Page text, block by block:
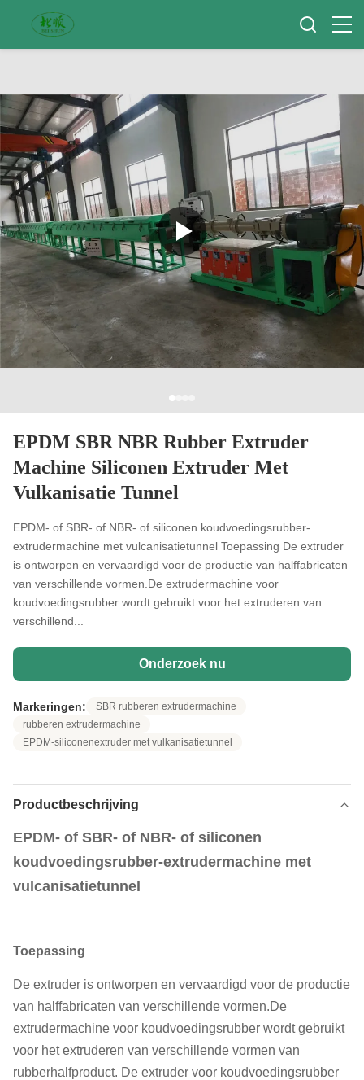
EPDM SBR NBR Rubber Extruder
Machine Siliconen Extruder Met
Vulkanisatie Tunnel
EPDM- of SBR- of NBR- of siliconen koudvoedingsrubber-
extrudermachine met vulcanisatietunnel Toepassing De extruder
is ontworpen en vervaardigd voor de productie van halffabricaten
van verschillende vormen.De extrudermachine voor
koudvoedingsrubber wordt gebruikt voor het extruderen van
verschillend...
Onderzoek nu
Markeringen:
SBR rubberen extrudermachine
rubberen extrudermachine
EPDM-siliconenextruder met vulkanisatietunnel
Productbeschrijving
EPDM- of SBR- of NBR- of siliconen
koudvoedingsrubber-extrudermachine met
vulcanisatietunnel
Toepassing
De extruder is ontworpen en vervaardigd voor de productie
van halffabricaten van verschillende vormen.De
extrudermachine voor koudvoedingsrubber wordt gebruikt
voor het extruderen van verschillende vormen van
rubberhalfproduct. De extruder voor koudvoedingsrubber